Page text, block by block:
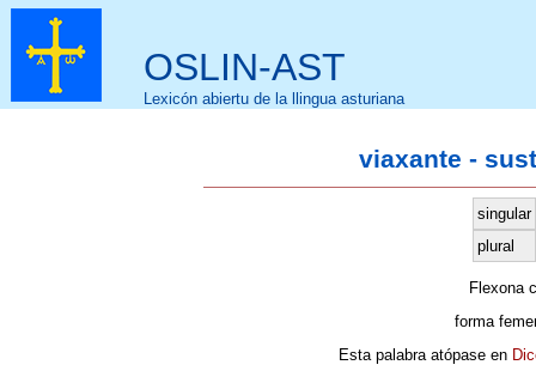
OSLIN-AST
Lexicón abiertu de la llingua asturiana
viaxante -
singular
plural
Flexona
forma
Esta palabra atópase en